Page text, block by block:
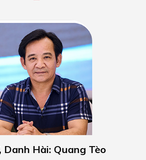
Danh Hài: Quang Tèo